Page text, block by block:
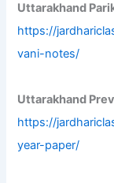
Uttarakhand
https://
vani-notes/
Uttarakhand
https://
year-paper/